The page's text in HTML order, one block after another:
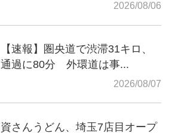
2026/08/06
【速報】圏央道で渋滞31キロ、
通過に80分 外環道は事...
2026/08/07
資さんうどん、埼玉7店目オープ